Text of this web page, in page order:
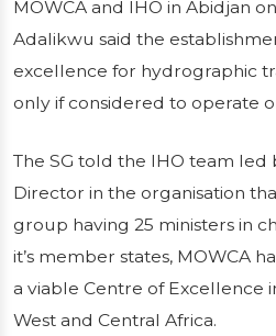
Africa on maritime affairs
MOWCA and IHO in Abidjan
Adalikwu said the
excellence for hydrographic
only if considered to operate
The SG told the IHO team led
Director in the organisation
group having 25 ministers in
it’s member states, MOWCA
a viable Centre of Excellence
West and Central Africa.